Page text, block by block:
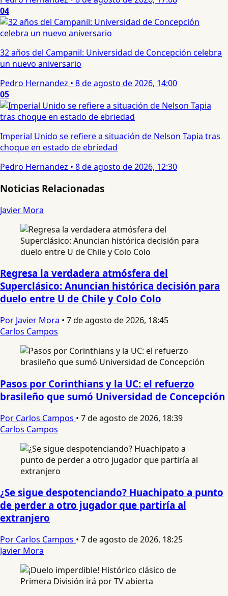
04
32 años del Campanil: Universidad de Concepción celebra
un nuevo aniversario
Pedro Hernandez • 8 de agosto de 2026, 14:00
05
Imperial Unido se refiere a situación de Nelson Tapia tras
choque en estado de ebriedad
Pedro Hernandez • 8 de agosto de 2026, 12:30
Noticias Relacionadas
Javier Mora
Regresa la verdadera atmósfera del
Superclásico: Anuncian histórica decisión para
duelo entre U de Chile y Colo Colo
Por Javier Mora • 7 de agosto de 2026, 18:45
Carlos Campos
Pasos por Corinthians y la UC: el refuerzo
brasileño que sumó Universidad de Concepción
Por Carlos Campos • 7 de agosto de 2026, 18:39
Carlos Campos
¿Se sigue despotenciando? Huachipato a punto
de perder a otro jugador que partiría al
extranjero
Por Carlos Campos • 7 de agosto de 2026, 18:25
Javier Mora